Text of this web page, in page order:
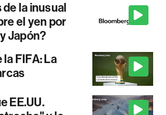
la inusual
el yen por
Japón?
FIFA: La
EE.UU.